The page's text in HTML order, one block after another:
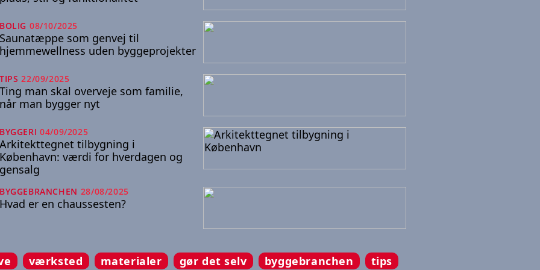
BOLIG 08/10/2025
Saunatæppe som genvej til
hjemmewellness uden byggeprojekter
TIPS 22/09/2025
Ting man skal overveje som familie,
når man bygger nyt
BYGGERI 04/09/2025
Arkitekttegnet tilbygning i
København: værdi for hverdagen og
gensalg
BYGGEBRANCHEN 28/08/2025
Hvad er en chaussesten?
værksted materialer gør det selv byggebranchen tips